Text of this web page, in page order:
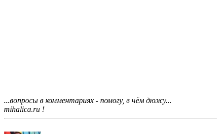
...вопросы в комментариях - помогу, в чём дюжу...
mihalica.ru !